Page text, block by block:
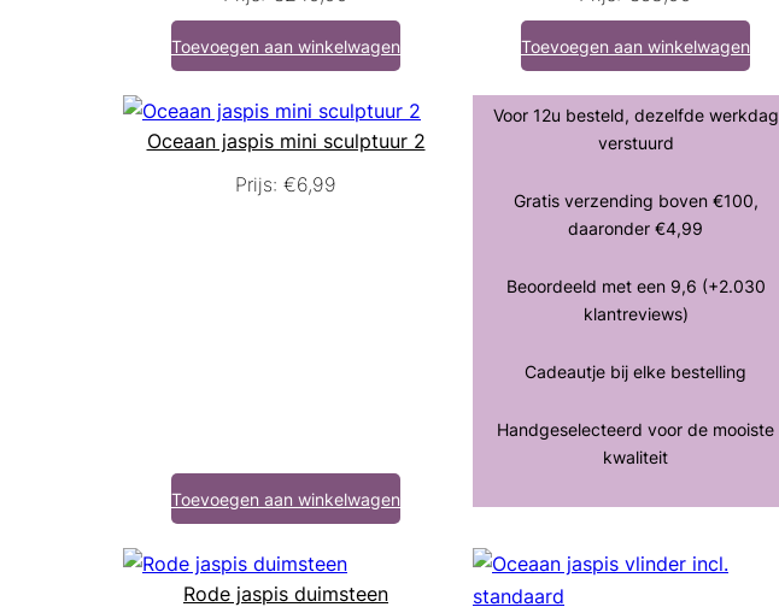
Toevoegen aan winkelwagen Toevoegen aan winkelwagen
Oceaan jaspis mini sculptuur 2
Prijs: €6,99
Toevoegen aan winkelwagen
Voor 12u besteld, dezelfde werkdag
verstuurd
Gratis verzending boven €100,
daaronder €4,99
Beoordeeld met een 9,6 (+2.030
klantreviews)
Cadeautje bij elke bestelling
Handgeselecteerd voor de mooiste
kwaliteit
Rode jaspis duimsteen